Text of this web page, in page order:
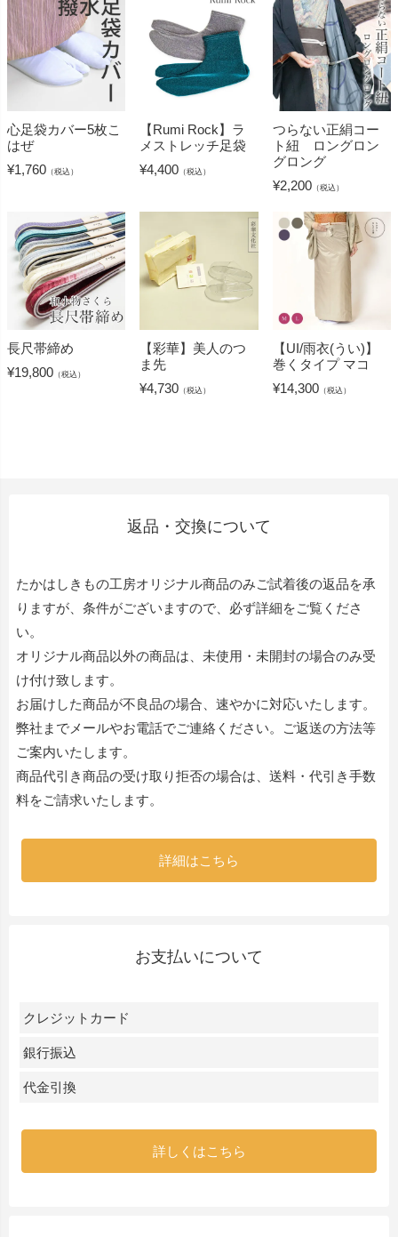
心足袋カバー5枚こ
はぜ
¥1,760 （税込）
【Rumi Rock】ラ
メストレッチ足袋
¥4,400 （税込）
つらない正絹コー
ト紐 ロングロン
グロング
¥2,200（税込）
長尺帯締め
¥19,800 （税込）
【彩華】美人のつ
ま先
¥4,730 （税込）
【UI/雨衣(うい)】
巻くタイプ マコ
¥14,300（税込）
返品・交換について
たかはしきもの工房オリジナル商品のみご試着後の返品を承
りますが、条件がございますので、必ず詳細をご覧くださ
い。
オリジナル商品以外の商品は、未使用・未開封の場合のみ受
け付け致します。
お届けした商品が不良品の場合、速やかに対応いたします。
弊社までメールやお電話でご連絡ください。ご返送の方法等
ご案内いたします。
商品代引き商品の受け取り拒否の場合は、送料・代引き手数
料をご請求いたします。
詳細はこちら
お支払いについて
クレジットカード
銀行振込
代金引換
詳しくはこちら